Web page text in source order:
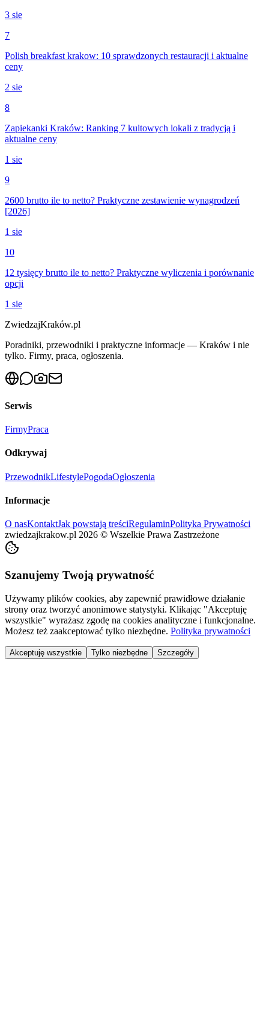
3 sie
7
Polish breakfast krakow: 10 sprawdzonych restauracji i aktualne
ceny
2 sie
8
Zapiekanki Kraków: Ranking 7 kultowych lokali z tradycją i
aktualne ceny
1 sie
9
2600 brutto ile to netto? Praktyczne zestawienie wynagrodzeń
[2026]
1 sie
10
12 tysięcy brutto ile to netto? Praktyczne wyliczenia i porównanie
opcji
1 sie
ZwiedzajKraków.pl
Poradniki, przewodniki i praktyczne informacje — Kraków i nie
tylko. Firmy, praca, ogłoszenia.
Serwis
FirmyPraca
Odkrywaj
PrzewodnikLifestylePogodaOgłoszenia
Informacje
O nasKontaktJak powstają treściRegulaminPolityka Prywatności
zwiedzajkrakow.pl 2026 © Wszelkie Prawa Zastrzeżone
Szanujemy Twoją prywatność
Używamy plików cookies, aby zapewnić prawidłowe działanie
strony oraz tworzyć anonimowe statystyki. Klikając "Akceptuję
wszystkie" wyrażasz zgodę na cookies analityczne i funkcjonalne.
Możesz też zaakceptować tylko niezbędne. Polityka prywatności
Akceptuję wszystkie Tylko niezbędne Szczegóły